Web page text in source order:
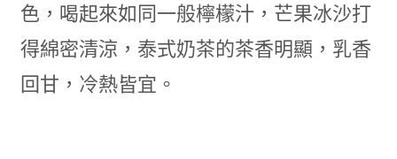
色，喝起來如同一般檸檬汁，芒果冰沙打
得綿密清涼，泰式奶茶的茶香明顯，乳香
回甘，冷熱皆宜。